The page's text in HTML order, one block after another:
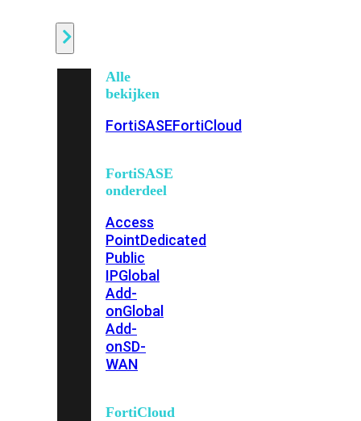
Alle
bekijken
FortiSASEFortiCloud
FortiSASE
onderdeel
Access
PointDedicated
Public
IPGlobal
Add-
onGlobal
Add-
onSD-
WAN
FortiCloud